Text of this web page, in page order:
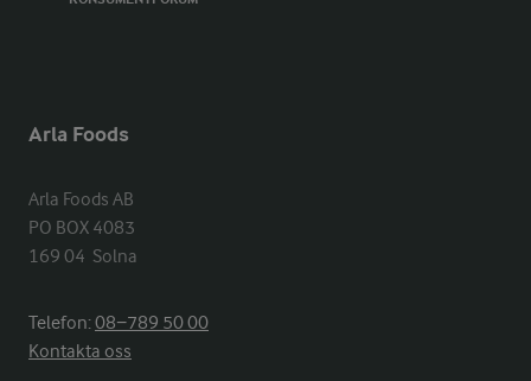
Arla Foods
Arla Foods AB
PO BOX 4083
169 04  Solna
Telefon:08−789 50 00
Kontakta oss